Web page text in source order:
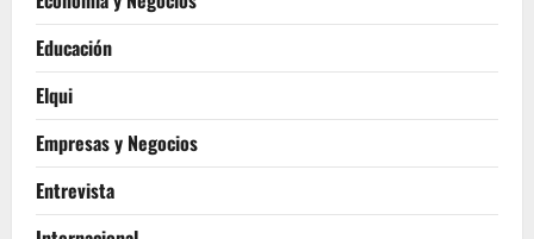
Educación
Elqui
Empresas y Negocios
Entrevista